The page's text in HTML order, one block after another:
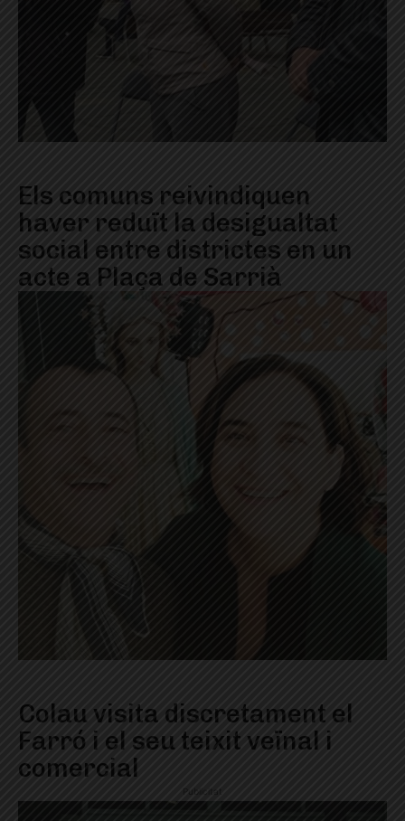
Els comuns reivindiquen
haver reduït la desigualtat
social entre districtes en un
acte a Plaça de Sarrià
Colau visita discretament el
Farró i el seu teixit veïnal i
comercial
Publicitat